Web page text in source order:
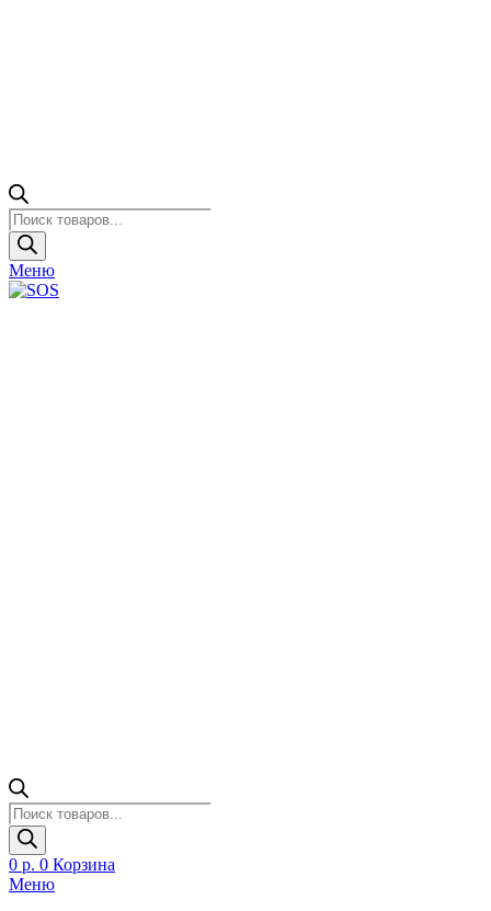
Поиск
товаров
Меню
Поиск
товаров
0 р. 0 Корзина
Меню